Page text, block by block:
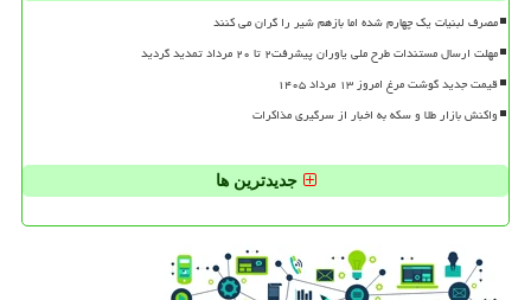
مصرف لبنیات یک چهارم شده اما بازهم شیر را گران می کنند
مهلت ارسال مستندات طرح ملی یاوران پیشرفت۲ تا ۲۰ مرداد تمدید گردید
قیمت جدید گوشت مرغ امروز ۱۳ مرداد ۱۴۰۵
واکنش بازار طلا و سکه به اخبار از سرگیری مذاکرات
جدیدترین ها